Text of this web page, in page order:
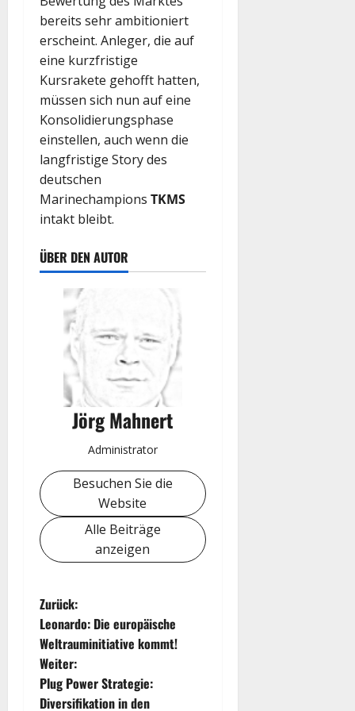
bereits sehr ambitioniert
erscheint. Anleger, die auf
eine kurzfristige
Kursrakete gehofft hatten,
müssen sich nun auf eine
Konsolidierungsphase
einstellen, auch wenn die
langfristige Story des
deutschen
Marinechampions TKMS
intakt bleibt.
ÜBER DEN AUTOR
Jörg Mahnert
Administrator
Besuchen Sie die
Website
Alle Beiträge
anzeigen
B
e
i
Zurück:
Leonardo: Die europäische
Weltrauminitiative kommt!
Weiter:
Plug Power Strategie:
Diversifikation in den